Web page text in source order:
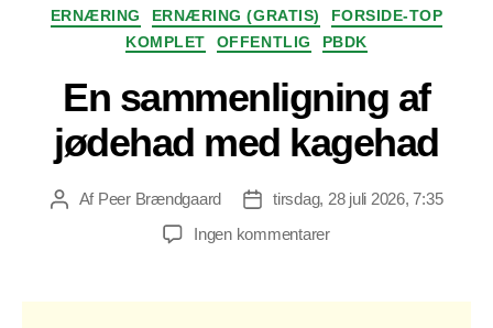
Kategorier
ERNÆRING ERNÆRING (GRATIS)
FORSIDE-TOP
KOMPLET
OFFENTLIG PBDK
En sammenligning af
jødehad med kagehad
Indlægsforfatter
Af Peer Brændgaard Indlægsdato
tirsdag, 28 juli 2026, 7:35
Ingen kommentarertil
af